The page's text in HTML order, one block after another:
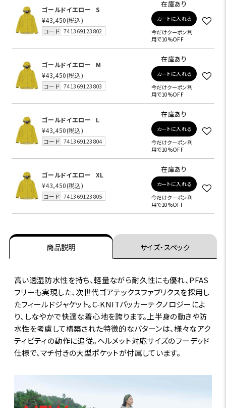
ゴールドイエロー
S
¥43,450(税込)
コード 741369123802
在庫あり
カートに入れる
今だけクーポン利
用で10%OFF
ゴールドイエロー
M
¥43,450(税込)
コード 741369123803
在庫あり
カートに入れる
今だけクーポン利
用で10%OFF
ゴールドイエロー
L
¥43,450(税込)
コード 741369123804
在庫あり
カートに入れる
今だけクーポン利
用で10%OFF
ゴールドイエロー
XL
¥43,450(税込)
コード 741369123805
在庫あり
カートに入れる
今だけクーポン利
用で10%OFF
商品説明 サイズ・スペック
高い透湿防水性を持ち、軽量ながら耐久性にも優れ、PFAS
フリーも実現した、次世代ゴアテックスファブリクスを採用し
たフィールドジャケット。C-KNITバッカーテクノロジーによ
り、しなやかで快適な着心地を誇ります。上半身の動きや防
水性を考慮して構築された特徴的なパターンは、様々なアク
ティビティの動作に追従。ヘルメット対応サイズのフーデッド
仕様で、マチ付きの大型ポケットが付属しています。